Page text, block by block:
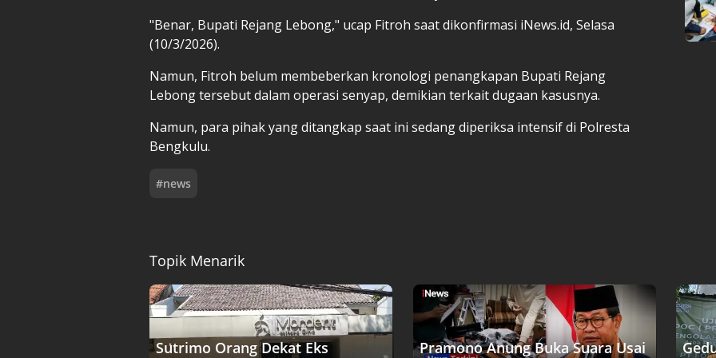
"Benar, Bupati Rejang Lebong," ucap Fitroh saat dikonfirmasi iNews.id, Selasa
(10/3/2026).
Namun, Fitroh belum membeberkan kronologi penangkapan Bupati Rejang
Lebong tersebut dalam operasi senyap, demikian terkait dugaan kasusnya.
Namun, para pihak yang ditangkap saat ini sedang diperiksa intensif di Polresta
Bengkulu.
#news
Topik Menarik
Sutrimo Orang Dekat Eks Pramono Anung Buka Suara Usai